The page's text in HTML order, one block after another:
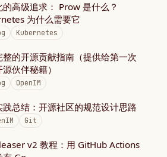
的高级追求： Prow 是什么？
为什么需要它
Kubernetes
整的开源贡献指南（提供给第一次
伙伴秘籍）
OpenIM
践总结：开源社区的规范设计思路
Git
v2 教程：用 GitHub Actions